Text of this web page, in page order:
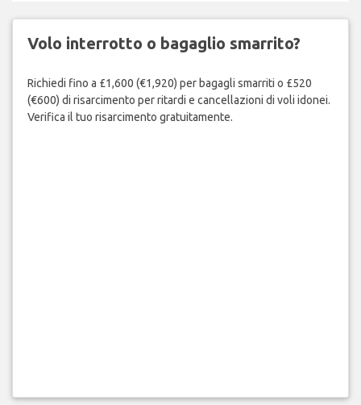
Volo interrotto o bagaglio smarrito?
Richiedi fino a £1,600 (€1,920) per bagagli smarriti o £520
(€600) di risarcimento per ritardi e cancellazioni di voli idonei.
Verifica il tuo risarcimento gratuitamente.